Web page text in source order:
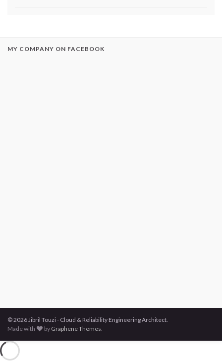
MY COMPANY ON FACEBOOK
© 2026 Jibril Touzi - Cloud & Reliability Engineering Architect.
Made with
by Graphene Themes.